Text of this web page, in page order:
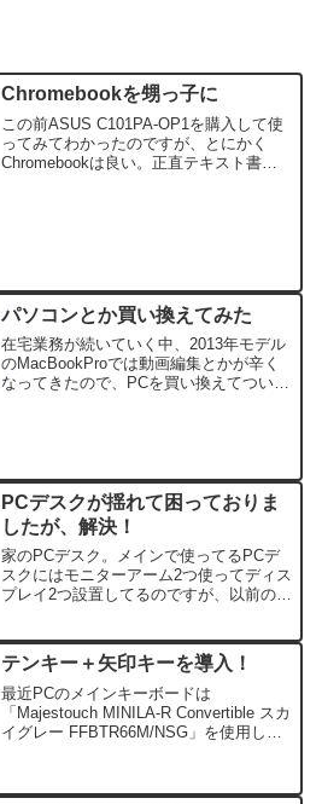
Chromebookを甥っ子に
この前ASUS C101PA-OP1を購入して使
ってみてわかったのですが、とにかく
Chromebookは良い。正直テキスト書い
パソコンとか買い換えてみた
在宅業務が続いていく中、2013年モデル
のMacBookProでは動画編集とかが辛く
なってきたので、PCを買い換えてついで
PCデスクが揺れて困っておりま
したが、解決！
家のPCデスク。メインで使ってるPCデ
スクにはモニターアーム2つ使ってディス
プレイ2つ設置してるのですが、以前のデ
て…色々探してやっと到達したのがこの
デスク。揺れない。...
テンキー＋矢印キーを導入！
最近PCのメインキーボードは
「Majestouch MINILA-R Convertible スカ
イグレー FFBTR66M/NSG」を使用して
れる予定でした。しかし、...